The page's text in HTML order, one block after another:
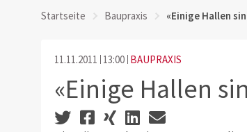
Startseite Baupraxis «Einige Hallen
11.11.2011 13:00 BAUPRAXIS
«Einige Hallen